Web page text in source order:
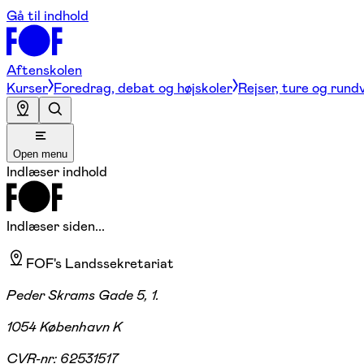
Gå til indhold
Aftenskolen
Kurser Foredrag, debat og højskoler Rejser, ture og
Open menu
Indlæser indhold
Indlæser siden...
FOF's Landssekretariat
Peder Skrams Gade 5, 1.
1054 København K
CVR-nr: 62531517